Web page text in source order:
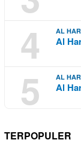
4 AL
Al
5 AL
Al
TERPOPULER